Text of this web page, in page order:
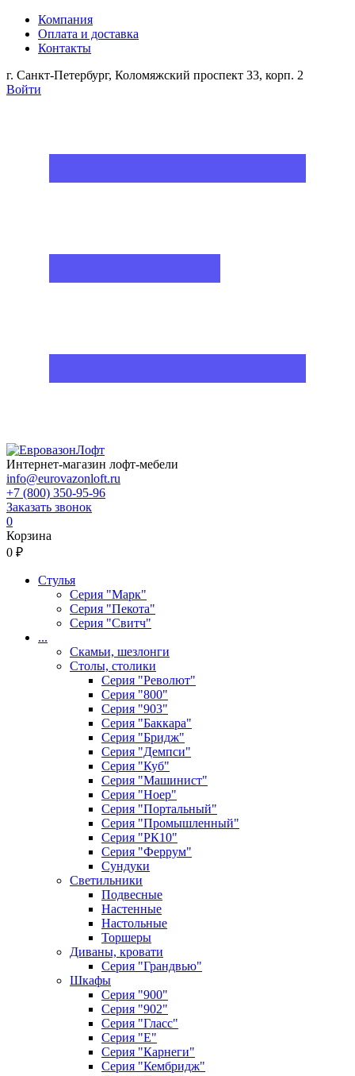
Компания
Оплата и доставка
Контакты
г. Санкт-Петербург, Коломяжский проспект 33, корп. 2
Войти
Интернет-магазин лофт-мебели
info@eurovazonloft.ru
+7 (800) 350-95-96
Заказать звонок
0
Корзина
0 ₽
Стулья
Серия "Марк"
Серия "Пекота"
Серия "Свитч"
...
Скамьи, шезлонги
Столы, столики
Серия "Револют"
Серия "800"
Серия "903"
Серия "Баккара"
Серия "Бридж"
Серия "Демпси"
Серия "Куб"
Серия "Машинист"
Серия "Ноер"
Серия "Портальный"
Серия "Промышленный"
Серия "РК10"
Серия "Феррум"
Сундуки
Светильники
Подвесные
Настенные
Настольные
Торшеры
Диваны, кровати
Серия "Грандвью"
Шкафы
Серия "900"
Серия "902"
Серия "Гласс"
Серия "Е"
Серия "Карнеги"
Серия "Кембридж"